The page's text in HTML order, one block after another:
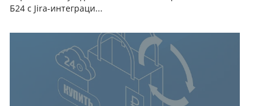
Б24 с Jira-интеграци...